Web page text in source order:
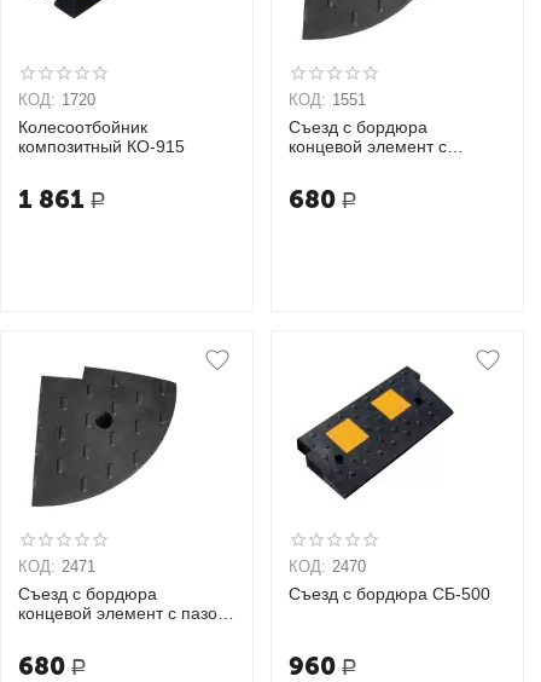
КОД: 1720
Колесоотбойник
композитный КО-915
1 861 Р
КОД: 1551
Съезд с бордюра
концевой элемент с
680 Р
КОД: 2471
Съезд с бордюра
концевой элемент с пазом
680 Р
КОД: 2470
Съезд с бордюра СБ-500
960 Р